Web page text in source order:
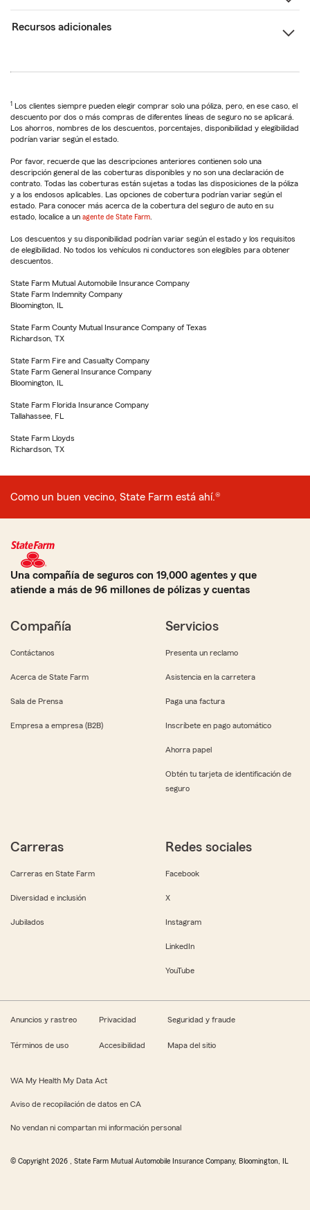
Recursos adicionales
1 Los clientes siempre pueden elegir comprar solo una póliza, pero, en ese caso, el
descuento por dos o más compras de diferentes líneas de seguro no se aplicará.
Los ahorros, nombres de los descuentos, porcentajes, disponibilidad y elegibilidad
podrían variar según el estado.
Por favor, recuerde que las descripciones anteriores contienen solo una
descripción general de las coberturas disponibles y no son una declaración de
contrato. Todas las coberturas están sujetas a todas las disposiciones de la póliza
y a los endosos aplicables. Las opciones de cobertura podrían variar según el
estado. Para conocer más acerca de la cobertura del seguro de auto en su
estado, localice a un agente de State Farm
Los descuentos y su disponibilidad podrían variar según el estado y los requisitos
de elegibilidad. No todos los vehículos ni conductores son elegibles para obtener
descuentos.
State Farm Mutual Automobile Insurance Company
State Farm Indemnity Company
Bloomington, IL
State Farm County Mutual Insurance Company of Texas
Richardson, TX
State Farm Fire and Casualty Company
State Farm General Insurance Company
Bloomington, IL
State Farm Florida Insurance Company
Tallahassee, FL
State Farm Lloyds
Richardson, TX
Como un buen vecino, State Farm está ahí.®
Una compañía de seguros con 19,000 agentes y que
atiende a más de 96 millones de pólizas y cuentas
Compañía
Contáctanos
Acerca de State Farm
Sala de Prensa
Empresa a empresa (B2B)
Servicios
Presenta un reclamo
Asistencia en la carretera
Paga una factura
Inscríbete en pago automático
Ahorra papel
Obtén tu tarjeta de identificación de
seguro
Carreras
Carreras en State Farm
Diversidad e inclusión
Jubilados
Redes sociales
Facebook
X
Instagram
LinkedIn
YouTube
Anuncios y rastreo Privacidad Seguridad y fraude
Términos de uso Accesibilidad Mapa del sitio
WA My Health My Data Act
Aviso de recopilación de datos en CA
No vendan ni compartan mi información personal
© Copyright 2026 , State Farm Mutual Automobile Insurance Company, Bloomington, IL